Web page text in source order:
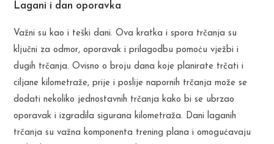
Lagani i dan oporavka
Važni su kao i teški dani. Ova kratka i spora trčanja su
ključni za odmor, oporavak i prilagodbu pomoću vježbi i
dugih trčanja. Ovisno o broju dana koje planirate trčati i
ciljane kilometraže, prije i poslije napornih trčanja može se
dodati nekoliko jednostavnih trčanja kako bi se ubrzao
oporavak i izgradila sigurana kilometraža. Dani laganih
trčanja su važna komponenta trening plana i omogućavaju